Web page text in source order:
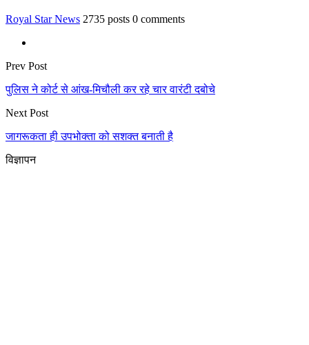
Royal Star News 2735 posts 0 comments
Prev Post
पुलिस ने कोर्ट से आंख-मिचौली कर रहे चार वारंटी दबोचे
Next Post
जागरूकता ही उपभोक्ता को सशक्त बनाती है
विज्ञापन